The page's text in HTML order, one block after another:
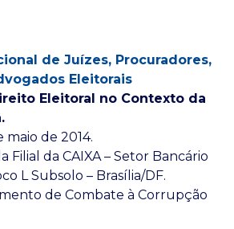
a
m
I
n
n
k
de Juízes, Procuradores,
Eleitorais
Eleitoral no Contexto da
maio de 2014.
Filial da CAIXA – Setor Bancário
L Subsolo – Brasília/DF.
de Combate à Corrupção